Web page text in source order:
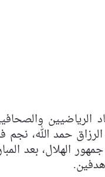
الرياضيين
حمد الله،
الهلال، بعد